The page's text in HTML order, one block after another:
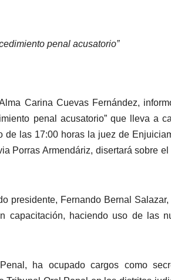
penal acusatorio”
Carina Cuevas Fernández,
penal acusatorio” que lleva a
de las 17:00 horas la juez de
Porras Armendáriz, disertará sobre el
presidente, Fernando Bernal Salazar,
capacitación, haciendo uso de las
ha ocupado cargos como